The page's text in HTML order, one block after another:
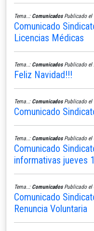
Tema..: ComunicadosPublicado el
Comunicado
Licencias Médicas
Tema..: ComunicadosPublicado el
Feliz Navidad!!!
Tema..: ComunicadosPublicado el
Comunicado
Tema..: ComunicadosPublicado el
Comunicado
informativas jueves
Tema..: ComunicadosPublicado el
Comunicado
Renuncia Voluntaria